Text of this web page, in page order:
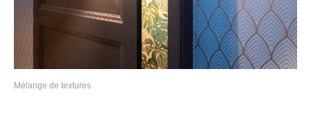
Mélange de textures